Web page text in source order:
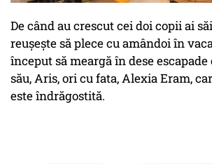
De când au crescut cei doi copii ai
reușește să plece cu amândoi în
început să meargă în dese
său, Aris, ori cu fata, Alexia Eram,
este îndrăgostită.